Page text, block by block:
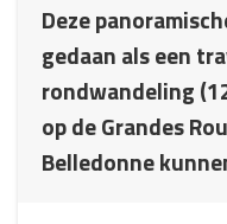
Deze
gedaan als een
rondwandeling
op de Grandes
Belledonne